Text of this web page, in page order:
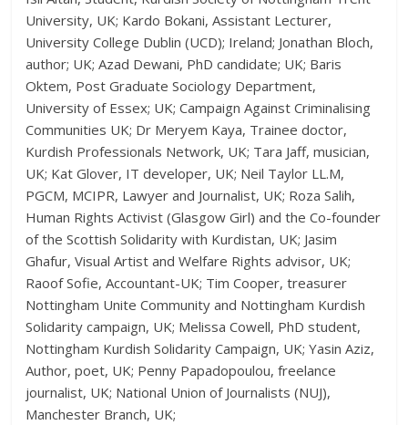
University, UK; Kardo Bokani, Assistant Lecturer,
University College Dublin (UCD); Ireland; Jonathan Bloch,
author; UK; Azad Dewani, PhD candidate; UK; Baris
Oktem, Post Graduate Sociology Department,
University of Essex; UK; Campaign Against Criminalising
Communities UK; Dr Meryem Kaya, Trainee doctor,
Kurdish Professionals Network, UK; Tara Jaff, musician,
UK; Kat Glover, IT developer, UK; Neil Taylor LL.M,
PGCM, MCIPR, Lawyer and Journalist, UK; Roza Salih,
Human Rights Activist (Glasgow Girl) and the Co-founder
of the Scottish Solidarity with Kurdistan, UK; Jasim
Ghafur, Visual Artist and Welfare Rights advisor, UK;
Raoof Sofie, Accountant-UK; Tim Cooper, treasurer
Nottingham Unite Community and Nottingham Kurdish
Solidarity campaign, UK; Melissa Cowell, PhD student,
Nottingham Kurdish Solidarity Campaign, UK; Yasin Aziz,
Author, poet, UK; Penny Papadopoulou, freelance
journalist, UK; National Union of Journalists (NUJ),
Manchester Branch, UK;